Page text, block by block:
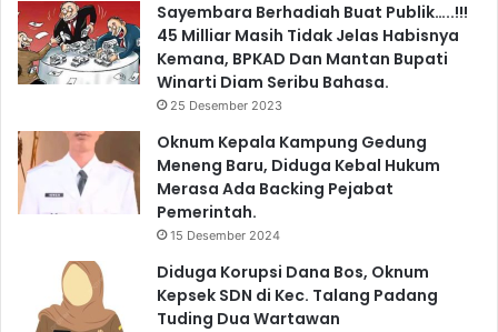
Sayembara Berhadiah Buat Publik…..!!!
45 Milliar Masih Tidak Jelas Habisnya
Kemana, BPKAD Dan Mantan Bupati
Winarti Diam Seribu Bahasa.
25 Desember 2023
Oknum Kepala Kampung Gedung
Meneng Baru, Diduga Kebal Hukum
Merasa Ada Backing Pejabat
Pemerintah.
15 Desember 2024
Diduga Korupsi Dana Bos, Oknum
Kepsek SDN di Kec. Talang Padang
Tuding Dua Wartawan